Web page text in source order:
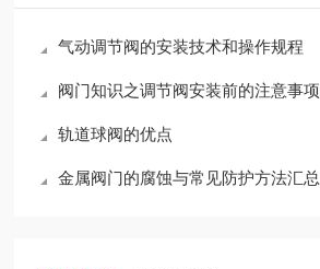
气动调节阀的安装技术和操作规程
阀门知识之调节阀安装前的注意事项
轨道球阀的优点
金属阀门的腐蚀与常见防护方法汇总